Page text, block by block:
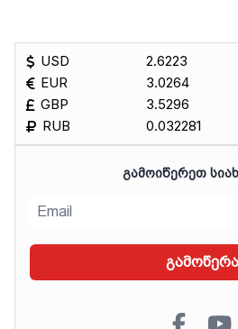
USD
EUR
GBP
RUB
2.6223
3.0264
3.5296
0.032281
ᲒᲐᲛᲝᲘᲬᲔᲠᲔᲗ
გამოწერა